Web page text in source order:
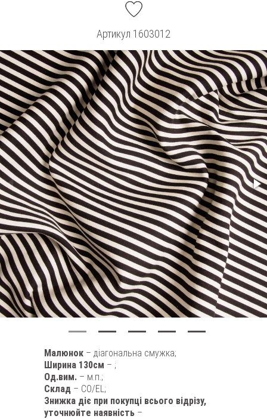
Артикул 1603012
Малюнок – діагональна смужка;
Ширина 130см – ;
Од.вим. – м.п.;
Склад – CO/EL;
Знижка діє при покупці всього відрізу,
уточнюйте наявність –